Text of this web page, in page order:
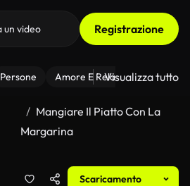
Registrazione
Persone Amore E Relazioni Il
Visualizza tutto
Mangiare Il Piatto Con La
Margarina
Scaricamento